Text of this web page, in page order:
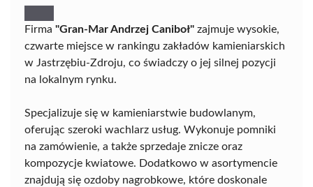
Firma "Gran-Mar Andrzej Caniboł" zajmuje wysokie,
czwarte miejsce w rankingu zakładów kamieniarskich
w Jastrzębiu-Zdroju, co świadczy o jej silnej pozycji
na lokalnym rynku.
Specjalizuje się w kamieniarstwie budowlanym,
oferując szeroki wachlarz usług. Wykonuje pomniki
na zamówienie, a także sprzedaje znicze oraz
kompozycje kwiatowe. Dodatkowo w asortymencie
znajdują się ozdoby nagrobkowe, które doskonale